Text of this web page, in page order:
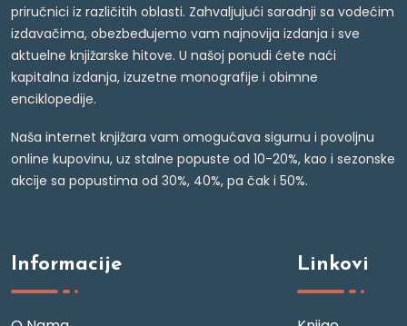
priručnici iz različitih oblasti. Zahvaljujući saradnji sa vodećim
izdavačima, obezbeđujemo vam najnovija izdanja i sve
aktuelne knjižarske hitove. U našoj ponudi ćete naći
kapitalna izdanja, izuzetne monografije i obimne
enciklopedije.
Naša internet knjižara vam omogućava sigurnu i povoljnu
online kupovinu, uz stalne popuste od 10-20%, kao i sezonske
akcije sa popustima od 30%, 40%, pa čak i 50%.
Informacije Linkovi